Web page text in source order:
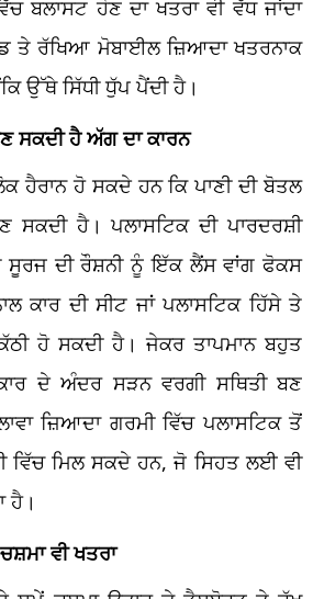
ਬਲਾਸਟ ਹੋਣ ਦਾ ਖਤਰਾ ਵੀ ਵੱਧ ਜਾਂਦਾ
ਤੇ ਰੱਖਿਆ ਮੋਬਾਈਲ ਜ਼ਿਆਦਾ ਖਤਰਨਾਕ
ਉੱਥੇ ਸਿੱਧੀ ਧੁੱਪ ਪੈਂਦੀ ਹੈ।
ਸਕਦੀ ਹੈ ਅੱਗ ਦਾ ਕਾਰਨ
ਹੋ ਸਕਦੇ ਹਨ ਕਿ ਪਾਣੀ ਦੀ ਬੋਤਲ
ਸਕਦੀ ਹੈ। ਪਲਾਸਟਿਕ ਦੀ ਪਾਰਦਰਸ਼ੀ
ਸੂਰਜ ਦੀ ਰੌਸ਼ਨੀ ਨੂੰ ਇੱਕ ਲੈਂਸ ਵਾਂਗ ਫੋਕਸ
ਕਾਰ ਦੀ ਸੀਟ ਜਾਂ ਪਲਾਸਟਿਕ ਹਿੱਸੇ ਤੇ
ਹੋ ਸਕਦੀ ਹੈ। ਜੇਕਰ ਤਾਪਮਾਨ ਬਹੁਤ
ਦੇ ਅੰਦਰ ਸੜਨ ਵਰਗੀ ਸਥਿਤੀ ਬਣ
ਜ਼ਿਆਦਾ ਗਰਮੀ ਵਿੱਚ ਪਲਾਸਟਿਕ ਤੋਂ
ਵਿੱਚ ਮਿਲ ਸਕਦੇ ਹਨ, ਜੋ ਸਿਹਤ ਲਈ ਵੀ
ਹੈ।
ਵੀ ਖਤਰਾ